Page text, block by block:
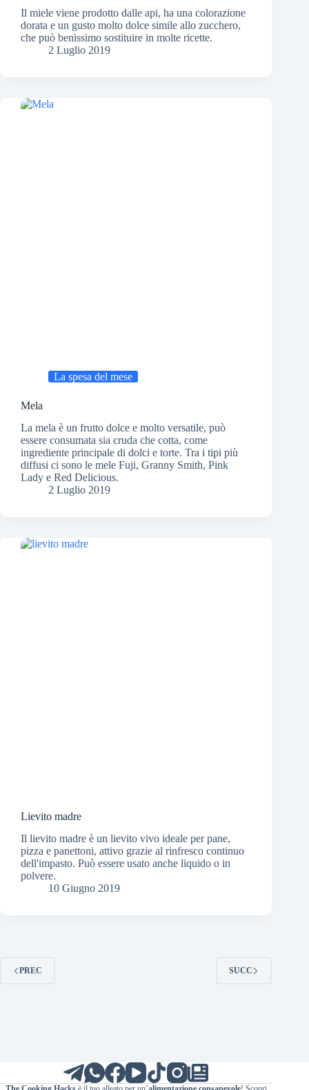
Il miele viene prodotto dalle api, ha una colorazione
dorata e un gusto molto dolce simile allo zucchero,
che può benissimo sostituire in molte ricette.
2 Luglio 2019
La spesa del mese
Mela
La mela è un frutto dolce e molto versatile, può
essere consumata sia cruda che cotta, come
ingrediente principale di dolci e torte. Tra i tipi più
diffusi ci sono le mele Fuji, Granny Smith, Pink
Lady e Red Delicious.
2 Luglio 2019
Lievito madre
Il lievito madre è un lievito vivo ideale per pane,
pizza e panettoni, attivo grazie al rinfresco continuo
dell'impasto. Può essere usato anche liquido o in
polvere.
10 Giugno 2019
PREC SUCC